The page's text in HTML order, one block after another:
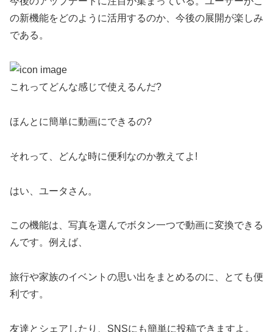
の新機能をどのように活用するのか、今後の展開が楽しみ
である。
これってどんな感じで使えるんだ?
ほんとに簡単に動画にできるの?
それって、どんな時に便利なのか教えてよ!
はい、ユータさん。
この機能は、写真を選んでボタン一つで動画に変換できる
んです。例えば、
旅行や家族のイベントの思い出をまとめるのに、とても便
利です。
友達とシェアしたり、SNSにも簡単に投稿できますよ。